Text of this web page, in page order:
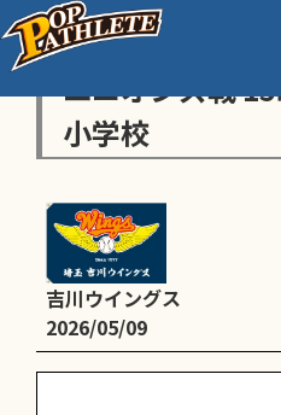
【低学年/3年生
ユニオンズ戦
小学校
吉川ウイングス
2026/05/09